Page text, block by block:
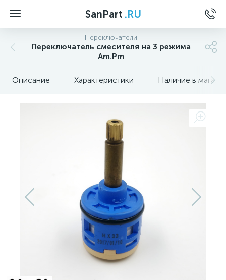
SanPart .RU
Переключатели
Переключатель смесителя на 3 режима
Am.Pm
Описание Характеристики Наличие в